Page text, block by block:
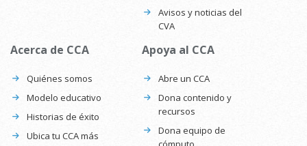
Avisos y noticias del
CVA
Acerca de CCA
Quiénes somos
Modelo educativo
Historias de éxito
Ubica tu CCA más
Apoya al CCA
Abre un CCA
Dona contenido y
recursos
Dona equipo de